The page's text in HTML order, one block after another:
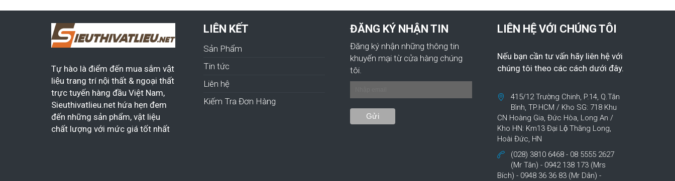
Tự hào là điểm đến mua sắm vật
liệu trang trí nội thất & ngoại thất
trực tuyến hàng đầu Việt Nam,
Sieuthivatlieu.net hứa hẹn đem
đến những sản phẩm, vật liệu
chất lượng với mức giá tốt nhất
LIÊN KẾT
Sản Phẩm
Tin tức
Liên hệ
Kiếm Tra Đơn Hàng
ĐĂNG KÝ NHẬN TIN
Đăng ký nhận những thông tin
khuyến mại từ cửa hàng chúng
tôi.
LIÊN HỆ VỚI CHÚNG TÔI
Nếu bạn cần tư vấn hãy liên hệ với
chúng tôi theo các cách dưới đây.
415/12 Trường Chinh, P.14, Q.Tân
Bình, TP.HCM / Kho SG: 718 Khu
CN Hoàng Gia, Đức Hòa, Long An /
Kho HN: Km13 Đại Lộ Thăng Long,
Hoài Đức, HN
(028) 3810 6468 - 08 5555 2627
(Mr Tân) - 0942 138 173 (Mrs
Bích) - 0948 36 36 83 (Mr Dân) -